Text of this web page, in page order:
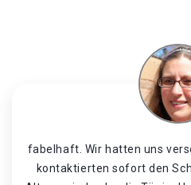
fabelhaft. Wir hatten uns
kontaktierten sofort den